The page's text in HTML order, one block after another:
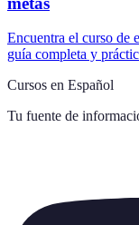
Encuentra el curso de
guía completa y
Cursos en Español
Tu fuente de